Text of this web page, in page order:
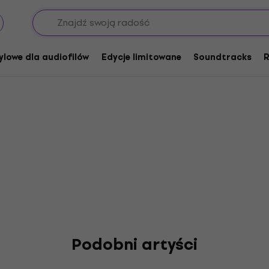
dla audiofilów Edycje limitowane Soundtracks
Shakers
Podobni artyści